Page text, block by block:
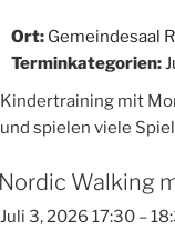
Ort: Gemeindesaal
Terminkategorien:
Kindertraining mit
und spielen viele
Walking
Juli 3, 2026 17:30 –